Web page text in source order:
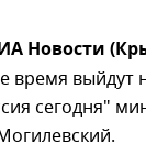
Новости
выйдут
сегодня"